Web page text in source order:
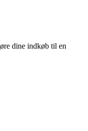
dine indkøb til en